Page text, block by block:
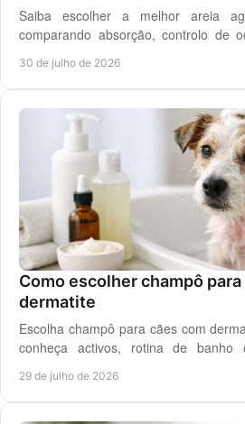
Saiba escolher a melhor areia
comparando absorção, controlo de
30 de julho de 2026
Como escolher champô para
dermatite
Escolha champô para cães com
conheça activos, rotina de banho
29 de julho de 2026